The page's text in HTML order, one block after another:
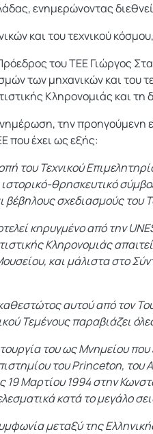
ενημερώνοντας
και του τεχνικού
του ΤΕΕ Γιώργος
των μηχανικών και του
Κληρονομιάς και
την προηγούμενη
που έχει ως εξής:
του Τεχνικού
θρησκευτικό
βέβηλους σχεδιασμούς του
κηρυγμένο από την
Κληρονομιάς
και μάλιστα στο
αυτού από τον
Τεμένους παραβιάζει
του ως Μνημείου
του Princeton, του
19 Μαρτίου 1994 στην
κατά το μεγάλο
μεταξύ της